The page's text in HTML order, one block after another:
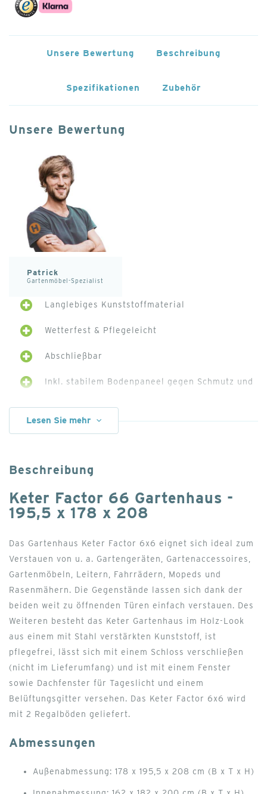
Unsere Bewertung Beschreibung
Spezifikationen Zubehör
Unsere Bewertung
Patrick
Gartenmöbel-Spezialist
Langlebiges Kunststoffmaterial
Wetterfest & Pflegeleicht
Abschließbar
Inkl. stabilem Bodenpaneel gegen Schmutz und
Schloss nicht mitgeliefert
Lesen Sie mehr
Beschreibung
Keter Factor 66 Gartenhaus -
195,5 x 178 x 208
Das Gartenhaus Keter Factor 6x6 eignet sich ideal zum
Verstauen von u. a. Gartengeräten, Gartenaccessoires,
Gartenmöbeln, Leitern, Fahrrädern, Mopeds und
Rasenmähern. Die Gegenstände lassen sich dank der
beiden weit zu öffnenden Türen einfach verstauen. Des
Weiteren besteht das Keter Gartenhaus im Holz-Look
aus einem mit Stahl verstärkten Kunststoff, ist
pflegefrei, lässt sich mit einem Schloss verschließen
(nicht im Lieferumfang) und ist mit einem Fenster
sowie Dachfenster für Tageslicht und einem
Belüftungsgitter versehen. Das Keter Factor 6x6 wird
mit 2 Regalböden geliefert.
Abmessungen
Außenabmessung: 178 x 195,5 x 208 cm (B x T x H)